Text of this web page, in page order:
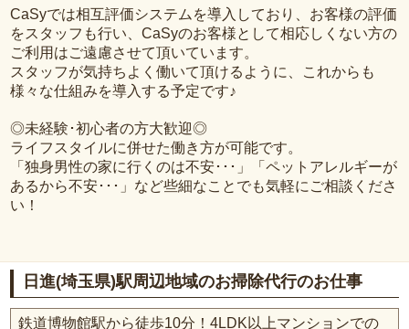
CaSyでは相互評価システムを導入しており、お客様の評価
をスタッフも行い、CaSyのお客様として相応しくない方の
ご利用はご遠慮させて頂いています。
スタッフが気持ちよく働いて頂けるように、これからも
様々な仕組みを導入する予定です♪
◎未経験･初心者の方大歓迎◎
ライフスタイルに併せた働き方が可能です。
「独身男性の家に行くのは不安･･･」「ペットアレルギーが
あるから不安･･･」など些細なことでも気軽にご相談くださ
い！
日進(埼玉県)駅周辺地域のお掃除代行のお仕事
鉄道博物館駅から徒歩10分！4LDK以上マンションでの